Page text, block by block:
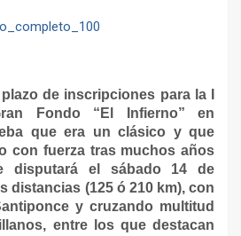
de inscripciones para la I
Fondo “El Infierno” en
que era un clásico y que
con fuerza tras muchos años
disputará el sábado 14 de
distancias (125 ó 210 km), con
y cruzando multitud
entre los que destacan